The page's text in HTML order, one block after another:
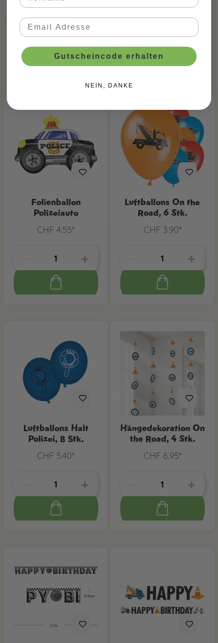
Ballons & Partydeko
Folienballon
Polizeiauto
CHF 4.55*
Luftballons On the
Road, 6 Stk.
CHF 3.90*
Luftballons Halt
Polizei, 8 Stk.
CHF 5.40*
Hängedekoration On
the Road, 4 Stk.
CHF 6.95*
Gutscheincode erhalten
NEIN, DANKE